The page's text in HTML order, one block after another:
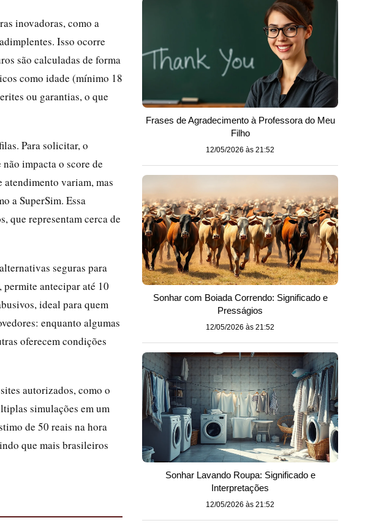
inovadoras, como a
Isso ocorre
são calculadas de forma
como idade (mínimo 18
ou garantias, o que
Para solicitar, o
impacta o score de
variam, mas
a SuperSim. Essa
que representam cerca de
seguras para
antecipar até 10
ideal para quem
enquanto algumas
oferecem condições
autorizados, como o
simulações em um
de 50 reais na hora
que mais brasileiros
Frases de Agradecimento à Professora do Meu
Filho
12/05/2026 às 21:52
Sonhar com Boiada Correndo: Significado e
Presságios
12/05/2026 às 21:52
Sonhar Lavando Roupa: Significado e
Interpretações
12/05/2026 às 21:52